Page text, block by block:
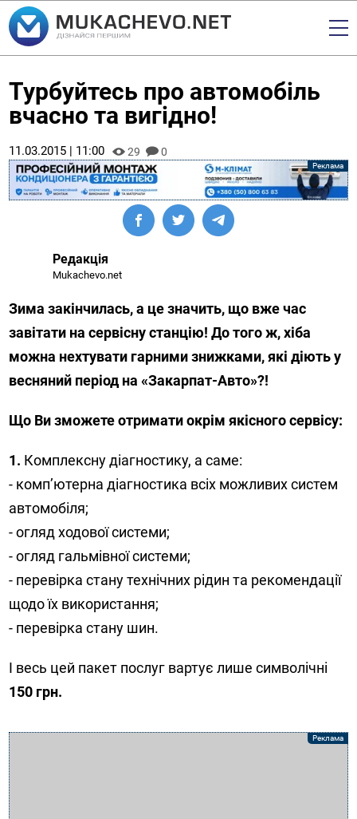
Турбуйтесь про автомобіль
вчасно та вигідно!
11.03.2015 | 11:00 29 0
Редакція
Mukachevo.net
Зима закінчилась, а це значить, що вже час
завітати на сервісну станцію! До того ж, хіба
можна нехтувати гарними знижками, які діють у
весняний період на «Закарпат-Авто»?!
Що Ви зможете отримати окрім якісного сервісу:
1. Комплексну діагностику, а саме:
- комп’ютерна діагностика всіх можливих систем
автомобіля;
- огляд ходової системи;
- огляд гальмівної системи;
- перевірка стану технічних рідин та рекомендації
щодо їх використання;
- перевірка стану шин.
І весь цей пакет послуг вартує лише символічні
150 грн.